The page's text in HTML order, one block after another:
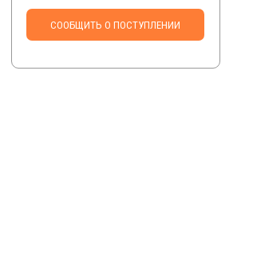
СООБЩИТЬ О ПОСТУПЛЕНИИ